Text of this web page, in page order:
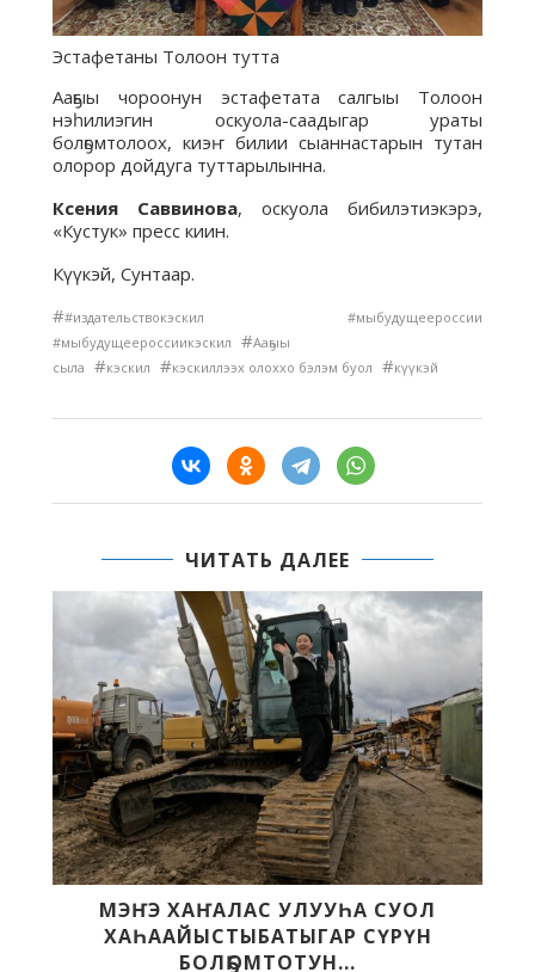
Эстафетаны Толоон тутта
Ааҕыы чороонун эстафетата салгыы Толоон
нэһилиэгин оскуола-саадыгар ураты
болҕомтолоох, киэҥ билии сыаннастарын тутан
олорор дойдуга туттарылынна.
Ксения Саввинова, оскуола бибилэтиэкэрэ,
«Кустук» пресс киин.
Күүкэй, Сунтаар.
##издательствокэскил #мыбудущеероссии
#мыбудущеероссиикэскил #Ааҕыы
сыла #кэскил #кэскиллээх олоххо бэлэм буол #күүкэй
ЧИТАТЬ ДАЛЕЕ
МЭҤЭ ХАҤАЛАС УЛУУҺА СУОЛ
ХАҺААЙЫСТЫБАТЫГАР СҮРҮН
БОЛҔОМТОТУН...